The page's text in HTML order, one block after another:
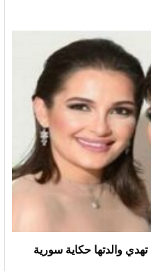
والدتها حكاية سورية